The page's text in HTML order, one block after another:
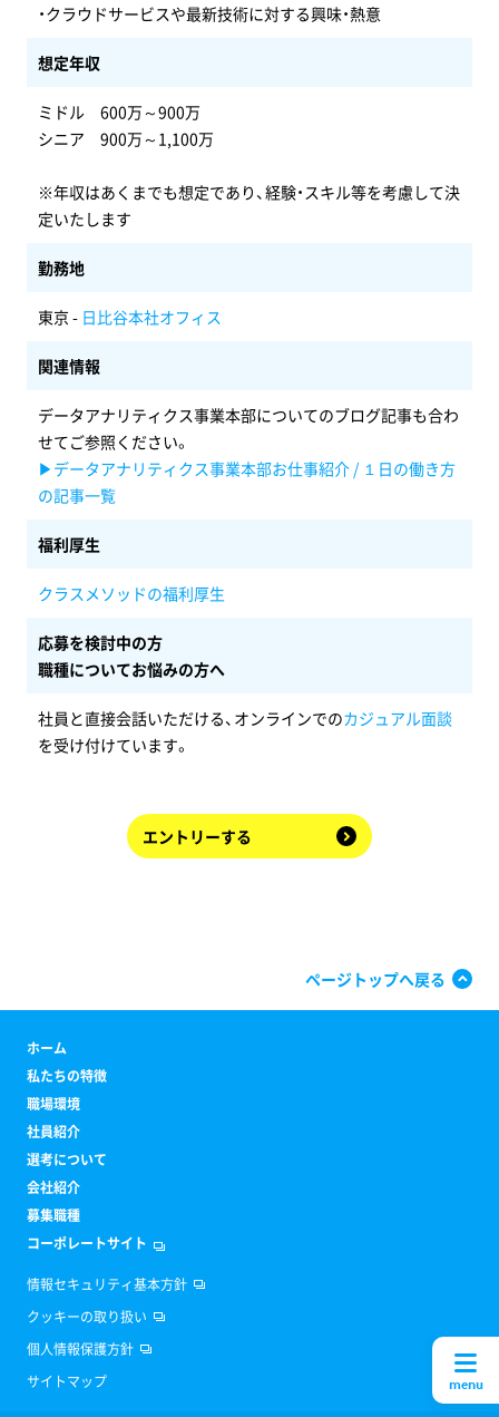
menu
・クラウドサービスや最新技術に対する興味・熱意
想定年収
ミドル 600万～900万
シニア 900万～1,100万
※年収はあくまでも想定であり、経験・スキル等を考慮して決
定いたします
勤務地
東京 - 日比谷本社オフィス
関連情報
データアナリティクス事業本部についてのブログ記事も合わ
せてご参照ください。
▶データアナリティクス事業本部お仕事紹介 / １日の働き方
の記事一覧
福利厚生
クラスメソッドの福利厚生
応募を検討中の方
職種についてお悩みの方へ
社員と直接会話いただける、オンラインでのカジュアル面談
を受け付けています。
エントリーする
ページトップへ戻る
ホーム
私たちの特徴
職場環境
社員紹介
選考について
会社紹介
募集職種
コーポレートサイト
情報セキュリティ基本方針
クッキーの取り扱い
個人情報保護方針
サイトマップ